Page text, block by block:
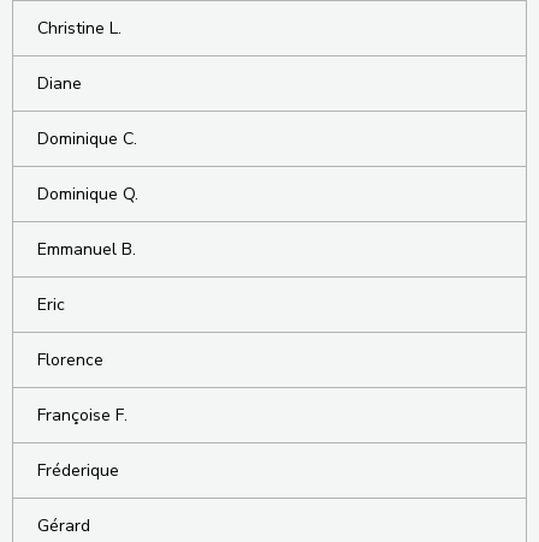
Christine L.
Diane
Dominique C.
Dominique Q.
Emmanuel B.
Eric
Florence
Françoise F.
Fréderique
Gérard